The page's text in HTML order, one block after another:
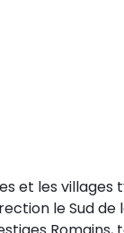
et les villages
le Sud de